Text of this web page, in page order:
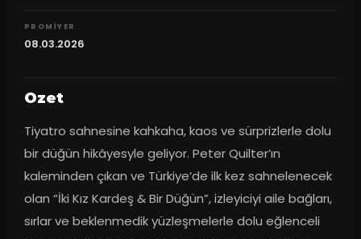
PROMIYER
08.03.2026
Ozet
Tiyatro sahnesine kahkaha, kaos ve sürprizlerle dolu
bir düğün hikâyesyle geliyor. Peter Quilter’ın
kaleminden çıkan ve Türkiye’de ilk kez sahnelenecek
olan “İki Kız Kardeş & Bir Düğün”, izleyiciyi aile bağları,
sırlar ve beklenmedik yüzleşmelerle dolu eğlenceli